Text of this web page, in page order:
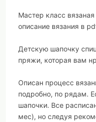
Мастер класс
описание вязания в
Детскую шапочку
пряжи, которая вам
Описан процесс
подробно, по рядам.
шапочки. Все
мес), но следуя